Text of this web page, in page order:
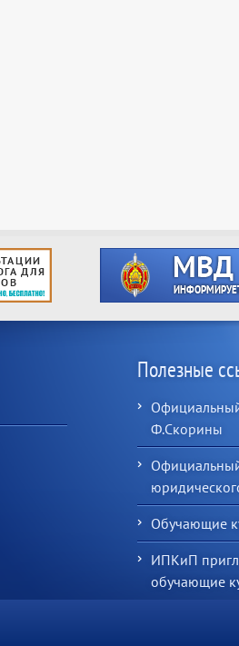
Полезные
Ф.Скорины
Обучающие
ИПКиП
обучающие